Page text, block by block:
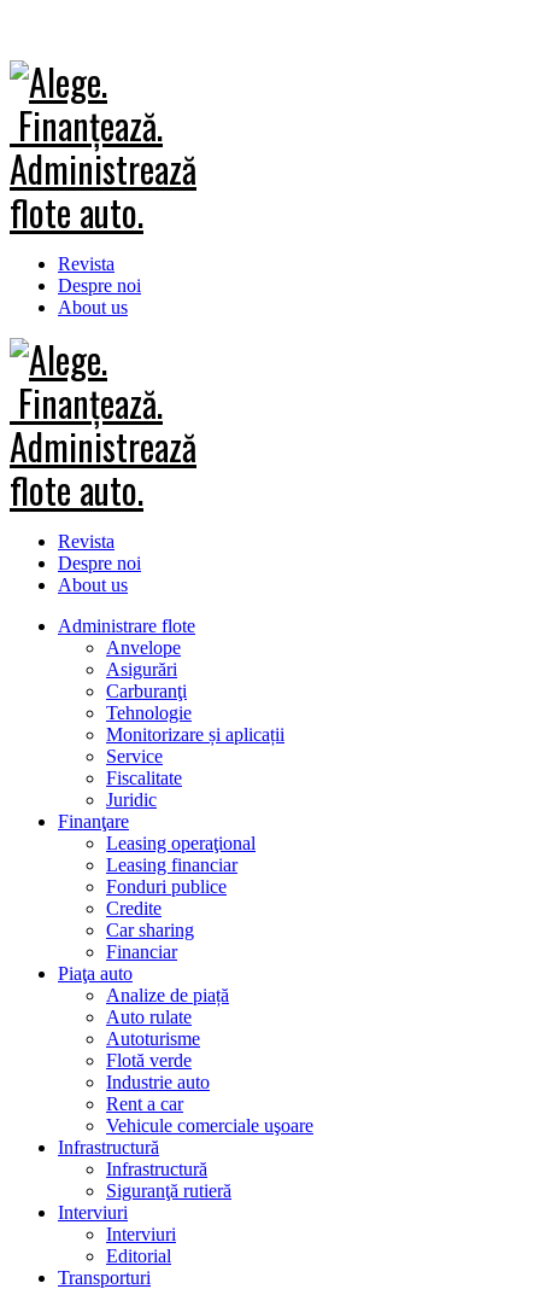
Revista
Despre noi
About us
Revista
Despre noi
About us
Administrare flote
Anvelope
Asigurări
Carburanţi
Tehnologie
Monitorizare și aplicații
Service
Fiscalitate
Juridic
Finanţare
Leasing operaţional
Leasing financiar
Fonduri publice
Credite
Car sharing
Financiar
Piaţa auto
Analize de piață
Auto rulate
Autoturisme
Flotă verde
Industrie auto
Rent a car
Vehicule comerciale uşoare
Infrastructură
Infrastructură
Siguranţă rutieră
Interviuri
Interviuri
Editorial
Transporturi